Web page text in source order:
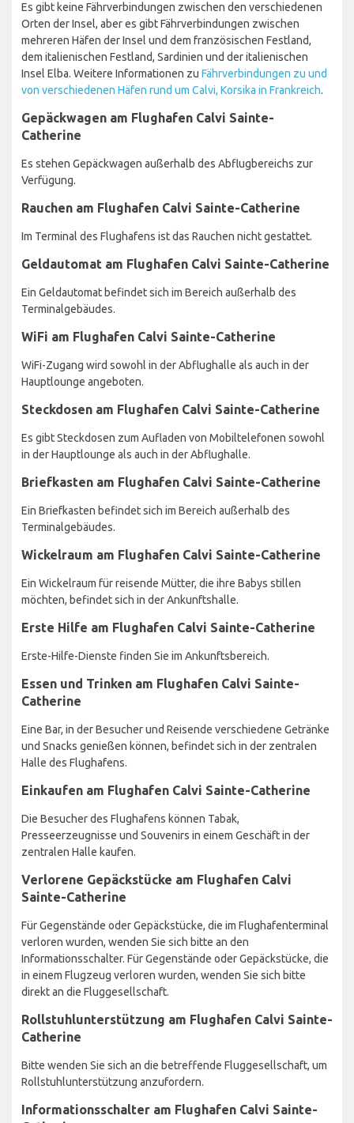
Es gibt keine Fährverbindungen zwischen den verschiedenen
Orten der Insel, aber es gibt Fährverbindungen zwischen
mehreren Häfen der Insel und dem französischen Festland,
dem italienischen Festland, Sardinien und der italienischen
Insel Elba. Weitere Informationen zu Fährverbindungen zu und
von verschiedenen Häfen rund um Calvi, Korsika in Frankreich.
Gepäckwagen am Flughafen Calvi Sainte-
Catherine
Es stehen Gepäckwagen außerhalb des Abflugbereichs zur
Verfügung.
Rauchen am Flughafen Calvi Sainte-Catherine
Im Terminal des Flughafens ist das Rauchen nicht gestattet.
Geldautomat am Flughafen Calvi Sainte-Catherine
Ein Geldautomat befindet sich im Bereich außerhalb des
Terminalgebäudes.
WiFi am Flughafen Calvi Sainte-Catherine
WiFi-Zugang wird sowohl in der Abflughalle als auch in der
Hauptlounge angeboten.
Steckdosen am Flughafen Calvi Sainte-Catherine
Es gibt Steckdosen zum Aufladen von Mobiltelefonen sowohl
in der Hauptlounge als auch in der Abflughalle.
Briefkasten am Flughafen Calvi Sainte-Catherine
Ein Briefkasten befindet sich im Bereich außerhalb des
Terminalgebäudes.
Wickelraum am Flughafen Calvi Sainte-Catherine
Ein Wickelraum für reisende Mütter, die ihre Babys stillen
möchten, befindet sich in der Ankunftshalle.
Erste Hilfe am Flughafen Calvi Sainte-Catherine
Erste-Hilfe-Dienste finden Sie im Ankunftsbereich.
Essen und Trinken am Flughafen Calvi Sainte-
Catherine
Eine Bar, in der Besucher und Reisende verschiedene Getränke
und Snacks genießen können, befindet sich in der zentralen
Halle des Flughafens.
Einkaufen am Flughafen Calvi Sainte-Catherine
Die Besucher des Flughafens können Tabak,
Presseerzeugnisse und Souvenirs in einem Geschäft in der
zentralen Halle kaufen.
Verlorene Gepäckstücke am Flughafen Calvi
Sainte-Catherine
Für Gegenstände oder Gepäckstücke, die im Flughafenterminal
verloren wurden, wenden Sie sich bitte an den
Informationsschalter. Für Gegenstände oder Gepäckstücke, die
in einem Flugzeug verloren wurden, wenden Sie sich bitte
direkt an die Fluggesellschaft.
Rollstuhlunterstützung am Flughafen Calvi Sainte-
Catherine
Bitte wenden Sie sich an die betreffende Fluggesellschaft, um
Rollstuhlunterstützung anzufordern.
Informationsschalter am Flughafen Calvi Sainte-